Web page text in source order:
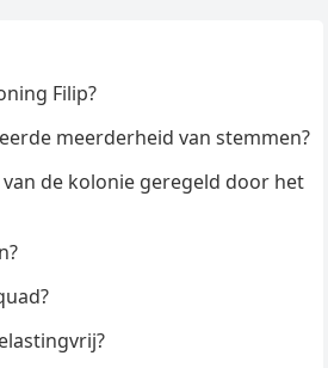
Filip?
meerderheid van stemmen?
de kolonie geregeld door het